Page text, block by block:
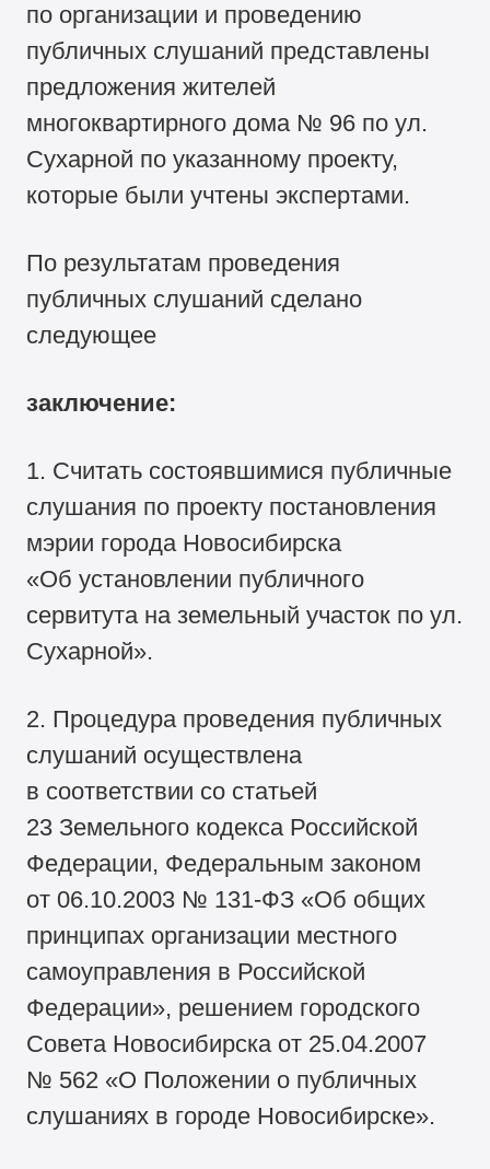
по организации и проведению
публичных слушаний представлены
предложения жителей
многоквартирного дома № 96 по ул.
Сухарной по указанному проекту,
которые были учтены экспертами.
По результатам проведения
публичных слушаний сделано
следующее
заключение:
1. Считать состоявшимися публичные
слушания по проекту постановления
мэрии города Новосибирска
«Об установлении публичного
сервитута на земельный участок по ул.
Сухарной».
2. Процедура проведения публичных
слушаний осуществлена
в соответствии со статьей
23 Земельного кодекса Российской
Федерации, Федеральным законом
от 06.10.2003 № 131-ФЗ «Об общих
принципах организации местного
самоуправления в Российской
Федерации», решением городского
Совета Новосибирска от 25.04.2007
№ 562 «О Положении о публичных
слушаниях в городе Новосибирске».